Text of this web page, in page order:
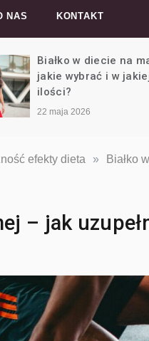
białku i
NAS KONTAKT
Jak obliczyć
białko?
22 kwietnia 2026
efekty dieta » Białko
– jak